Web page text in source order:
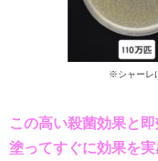
※シャーレ
この高い殺菌効果と即
塗ってすぐに効果を実